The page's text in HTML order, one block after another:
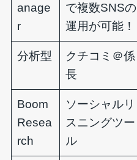
anage
r
で複数SNSの
運用が可能！
分析型
クチコミ＠係
長
Boom
Resea
rch
ソーシャルリ
スニングツー
ル